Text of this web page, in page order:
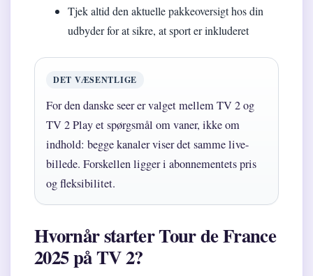
Tjek altid den aktuelle pakkeoversigt hos din
udbyder for at sikre, at sport er inkluderet
DET VÆSENTLIGE
For den danske seer er valget mellem TV 2 og
TV 2 Play et spørgsmål om vaner, ikke om
indhold: begge kanaler viser det samme live-
billede. Forskellen ligger i abonnementets pris
og fleksibilitet.
Hvornår starter Tour de France
2025 på TV 2?